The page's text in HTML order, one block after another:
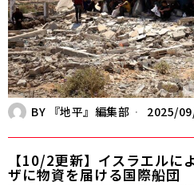
BY 『地平』編集部 2025/
【10/2更新】イスラエルに
ザに物資を届ける国際船団